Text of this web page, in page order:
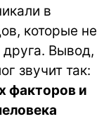
в
которые не
Вывод,
звучит так:
факторов и